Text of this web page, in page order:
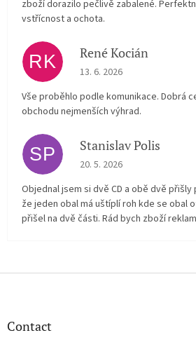
zboží dorazilo pečlivě zabalené.
vstřícnost a ochota.
RK René Kocián
The store rating is 5 out of 5
13. 6. 2026
Vše proběhlo podle komunikace. Dobrá
obchodu nejmenších výhrad.
SP Stanislav Polis
The store rating is 2 out of 5
20. 5. 2026
Objednal jsem si dvě CD a obě dvě
že jeden obal má uštíplí roh kde se obal
přišel na dvě části. Rád bych zboží
F
Contact